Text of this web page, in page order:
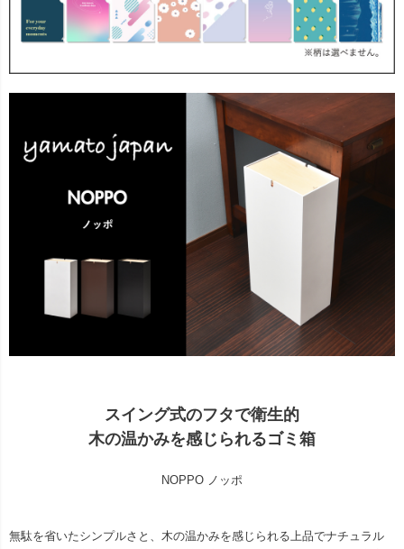
スイング式のフタで衛生的
木の温かみを感じられるゴミ箱
NOPPO ノッポ
無駄を省いたシンプルさと、木の温かみを感じられる上品でナチュラル